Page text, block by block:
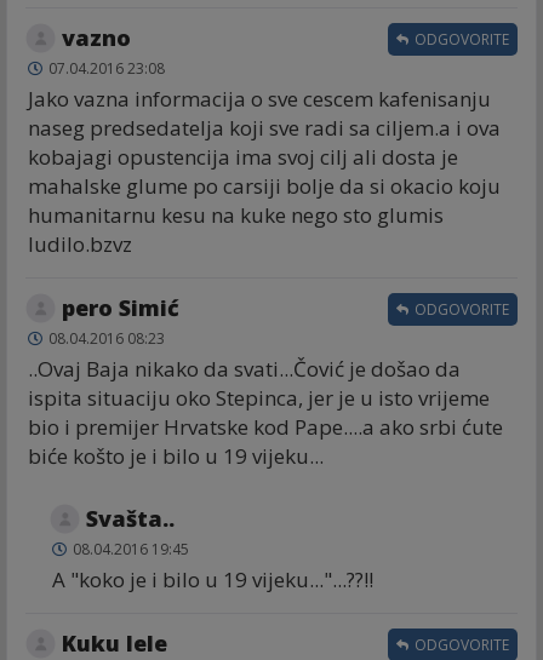
vazno
07.04.2016 23:08
Jako vazna informacija o sve cescem kafenisanju
naseg predsedatelja koji sve radi sa ciljem.a i ova
kobajagi opustencija ima svoj cilj ali dosta je
mahalske glume po carsiji bolje da si okacio koju
humanitarnu kesu na kuke nego sto glumis
ludilo.bzvz
ODGOVORITE
pero Simić
08.04.2016 08:23
..Ovaj Baja nikako da svati...Čović je došao da
ispita situaciju oko Stepinca, jer je u isto vrijeme
bio i premijer Hrvatske kod Pape....a ako srbi ćute
biće košto je i bilo u 19 vijeku...
ODGOVORITE
Svašta..
08.04.2016 19:45
A "koko je i bilo u 19 vijeku..."...??!!
Kuku lele ODGOVORITE